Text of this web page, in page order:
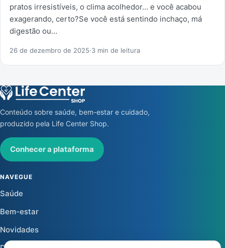
pratos irresistíveis, o clima acolhedor… e você acabou
exagerando, certo?Se você está sentindo inchaço, má
digestão ou…
26 de dezembro de 2025·3 min de leitura
Conteúdo sobre saúde, bem-estar e cuidado,
produzido pela Life Center Shop.
Conhecer a plataforma
NAVEGUE
Saúde
Bem-estar
Novidades